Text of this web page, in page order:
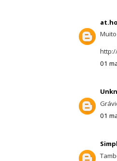
01
01